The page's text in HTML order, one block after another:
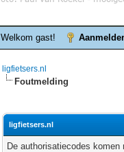
Welkom gast!
ligfietsers.nl
Foutmelding
ligfietsers.nl
De authorisatiecodes